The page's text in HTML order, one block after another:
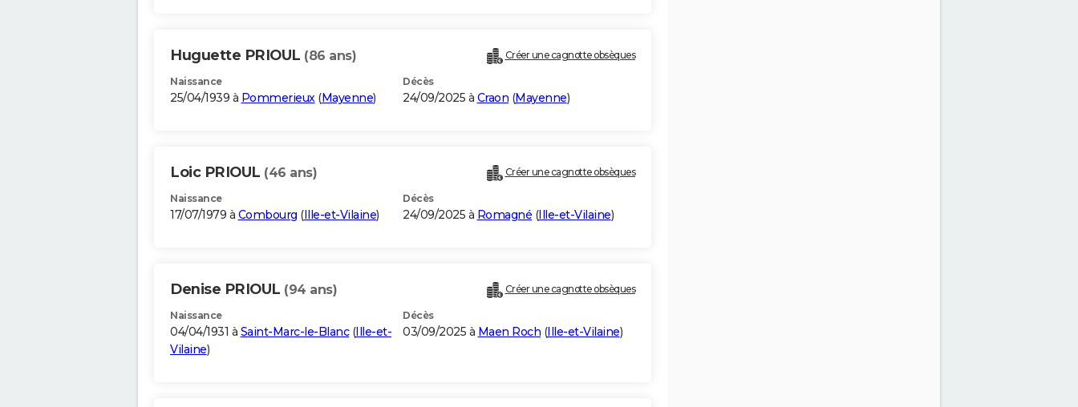
Huguette PRIOUL (86 ans) Créer une cagnotte obsèques
Naissance
25/04/1939 à Pommerieux(Mayenne)
Décès
24/09/2025 à Craon (Mayenne)
Loic PRIOUL (46 ans) Créer une cagnotte obsèques
Naissance
17/07/1979 à Combourg (Ille-et-Vilaine)
Décès
24/09/2025 à Romagné (Ille-et-Vilaine)
Denise PRIOUL (94 ans) Créer une cagnotte obsèques
Naissance
04/04/1931 à Saint-Marc-le-Blanc(Ille-et-
Vilaine)
Décès
03/09/2025 à Maen Roch (Ille-et-Vilaine)